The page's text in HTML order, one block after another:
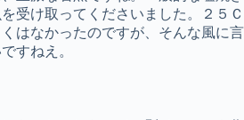
受け取ってくださいました。２５Ｃ
はなかったのですが、そんな風に言
すねえ。